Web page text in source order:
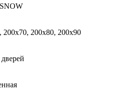
200х70, 200х80, 200х90